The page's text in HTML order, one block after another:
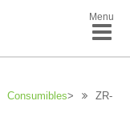
Menu
Consumibles>
ZR-